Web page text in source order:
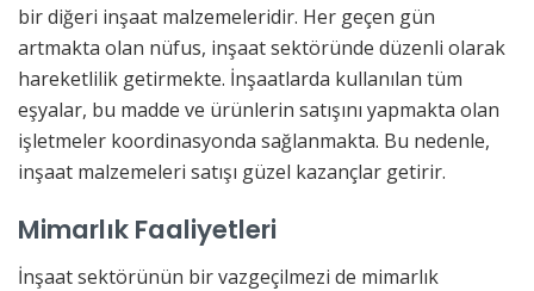
bir diğeri inşaat malzemeleridir. Her geçen gün
artmakta olan nüfus, inşaat sektöründe düzenli olarak
hareketlilik getirmekte. İnşaatlarda kullanılan tüm
eşyalar, bu madde ve ürünlerin satışını yapmakta olan
işletmeler koordinasyonda sağlanmakta. Bu nedenle,
inşaat malzemeleri satışı güzel kazançlar getirir.
Mimarlık Faaliyetleri
İnşaat sektörünün bir vazgeçilmezi de mimarlık